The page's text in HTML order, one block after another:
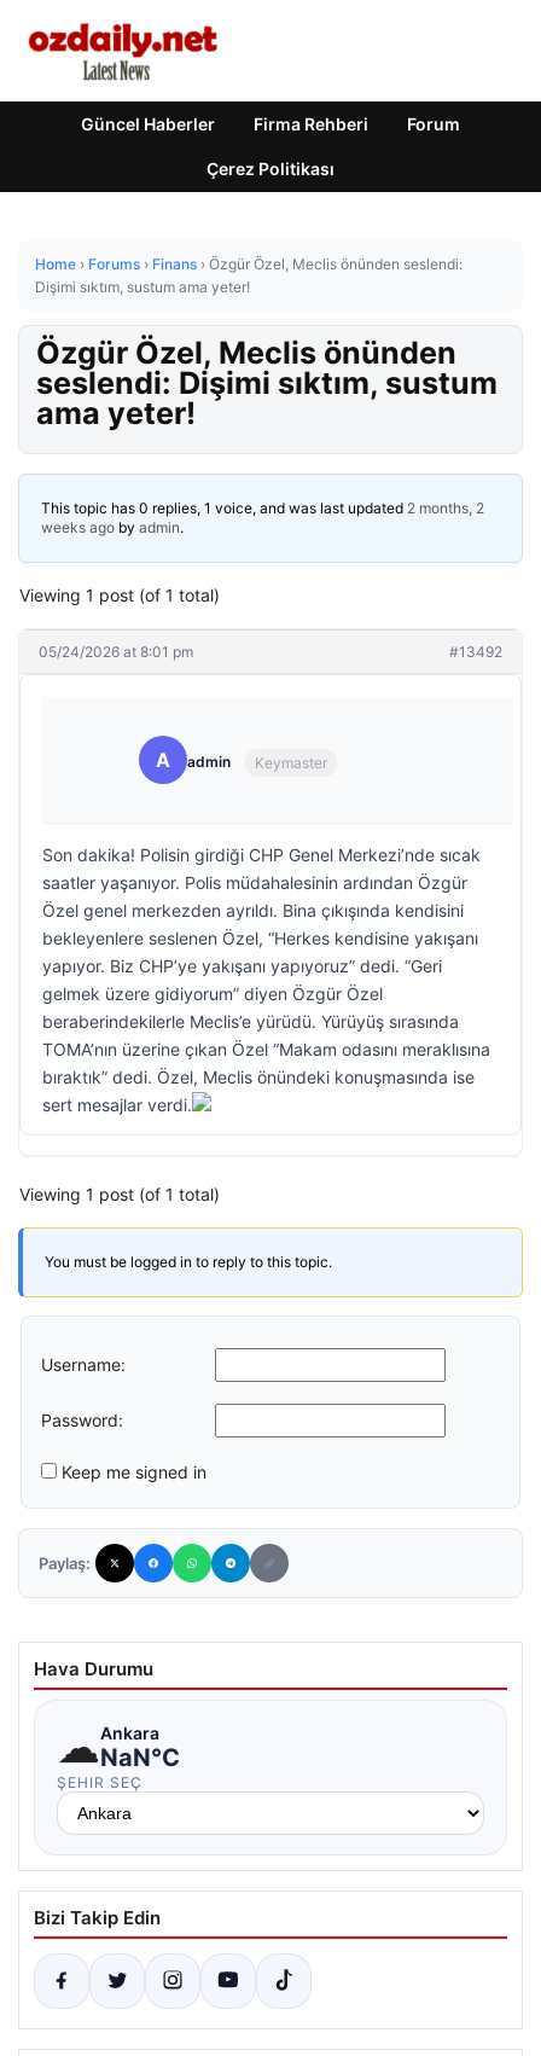
Güncel Haberler Firma Rehberi Forum
Çerez Politikası
Home › Forums › Finans › Özgür Özel, Meclis önünden seslendi:
Dişimi sıktım, sustum ama yeter!
Özgür Özel, Meclis önünden
seslendi: Dişimi sıktım, sustum
ama yeter!
This topic has 0 replies, 1 voice, and was last updated 2 months, 2
weeks ago by admin.
Viewing 1 post (of 1 total)
05/24/2026 at 8:01 pm #13492
A admin Keymaster
Son dakika! Polisin girdiği CHP Genel Merkezi’nde sıcak
saatler yaşanıyor. Polis müdahalesinin ardından Özgür
Özel genel merkezden ayrıldı. Bina çıkışında kendisini
bekleyenlere seslenen Özel, “Herkes kendisine yakışanı
yapıyor. Biz CHP’ye yakışanı yapıyoruz” dedi. “Geri
gelmek üzere gidiyorum” diyen Özgür Özel
beraberindekilerle Meclis’e yürüdü. Yürüyüş sırasında
TOMA’nın üzerine çıkan Özel “Makam odasını meraklısına
bıraktık” dedi. Özel, Meclis önündeki konuşmasında ise
sert mesajlar verdi.
Viewing 1 post (of 1 total)
You must be logged in to reply to this topic.
Username:
Password:
Keep me signed in
Paylaş:
Hava Durumu
☁Ankara
NaN°C
ŞEHIR SEÇ
Bizi Takip Edin